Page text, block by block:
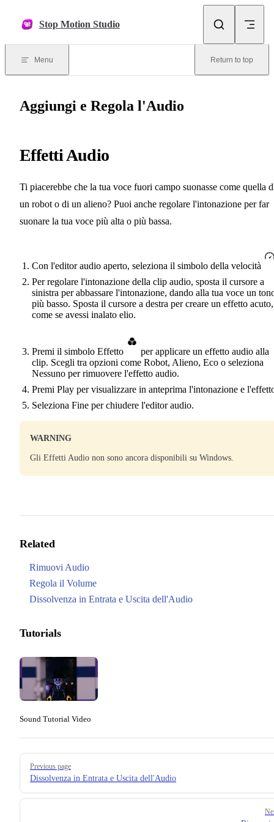
Stop Motion Studio
Menu Return to top
Aggiungi e Regola l'Audio
Effetti Audio
Ti piacerebbe che la tua voce fuori campo suonasse come quella
un robot o di un alieno? Puoi anche regolare l'intonazione per far
suonare la tua voce più alta o più bassa.
Con l'editor audio aperto, seleziona il simbolo della velocità
Per regolare l'intonazione della clip audio, sposta il cursore a
sinistra per abbassare l'intonazione, dando alla tua voce un
più basso. Sposta il cursore a destra per creare un effetto acuto,
come se avessi inalato elio.
Premi il simbolo Effetto
per applicare un effetto audio alla
clip. Scegli tra opzioni come Robot, Alieno, Eco o seleziona
Nessuno per rimuovere l'effetto audio.
Premi Play per visualizzare in anteprima l'intonazione e
Seleziona Fine per chiudere l'editor audio.
WARNING
Gli Effetti Audio non sono ancora disponibili su Windows.
Related
Rimuovi Audio
Regola il Volume
Dissolvenza in Entrata e Uscita dell'Audio
Tutorials
Sound Tutorial Video
Pager
Previous page
Dissolvenza in Entrata e Uscita dell'Audio